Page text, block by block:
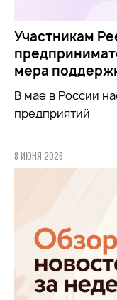
Участникам
мера
В мае в России
предприятий
8 ИЮНЯ 2026